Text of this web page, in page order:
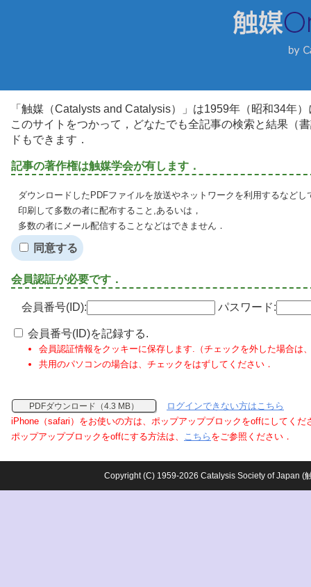
「触媒（Catalysts and Catalysis）」は1959年（昭和34年
このサイトをつかって，どなたでも全記事の検索と結果（
ドもできます．
記事の著作権は触媒学会が有します．
ダウンロードしたPDFファイルを放送やネットワークを利用するなど
印刷して多数の者に配布すること,あるいは，
多数の者にメール配信することなどはできません．
同意する
会員認証が必要です．
会員番号(ID): パスワード:
会員番号(ID)を記録する.
会員認証情報をクッキーに保存します.（チェックを外した場合は
共用のパソコンの場合は、チェックをはずしてください．
PDFダウンロード（4.3 MB）
ログインできない方はこちら
iPhone（safari）をお使いの方は、ポップアップブロックをoffにしてくだ
ポップアップブロックをoffにする方法は、 こちら をご参照ください．
Copyright (C) 1959-2026 Catalysis Society of Japan (